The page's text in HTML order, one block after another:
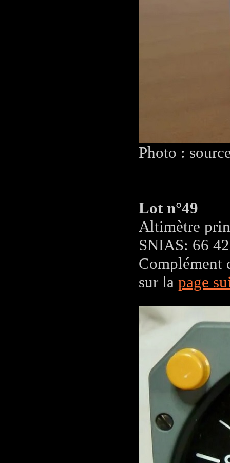
Photo :
Lot n°49
Altimètre
SNIAS: 66
Complément
sur la page